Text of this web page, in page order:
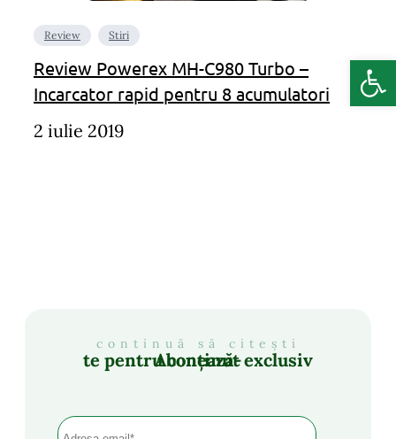
Review Stiri
Review Powerex MH-C980 Turbo –
Incarcator rapid pentru 8 acumulatori
2 iulie 2019
continuă să citești
Abonează-te pentru conținut exclusiv